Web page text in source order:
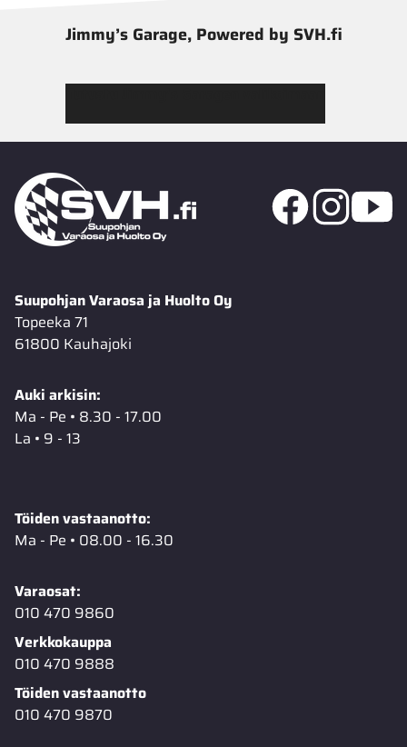
Jimmy’s Garage, Powered by SVH.fi
Suupohjan Varaosa ja Huolto Oy
Topeeka 71
61800 Kauhajoki
Auki arkisin:
Ma - Pe • 8.30 - 17.00
La • 9 - 13
Töiden vastaanotto:
Ma - Pe • 08.00 - 16.30
Varaosat:
010 470 9860
Verkkokauppa
010 470 9888
Töiden vastaanotto
010 470 9870